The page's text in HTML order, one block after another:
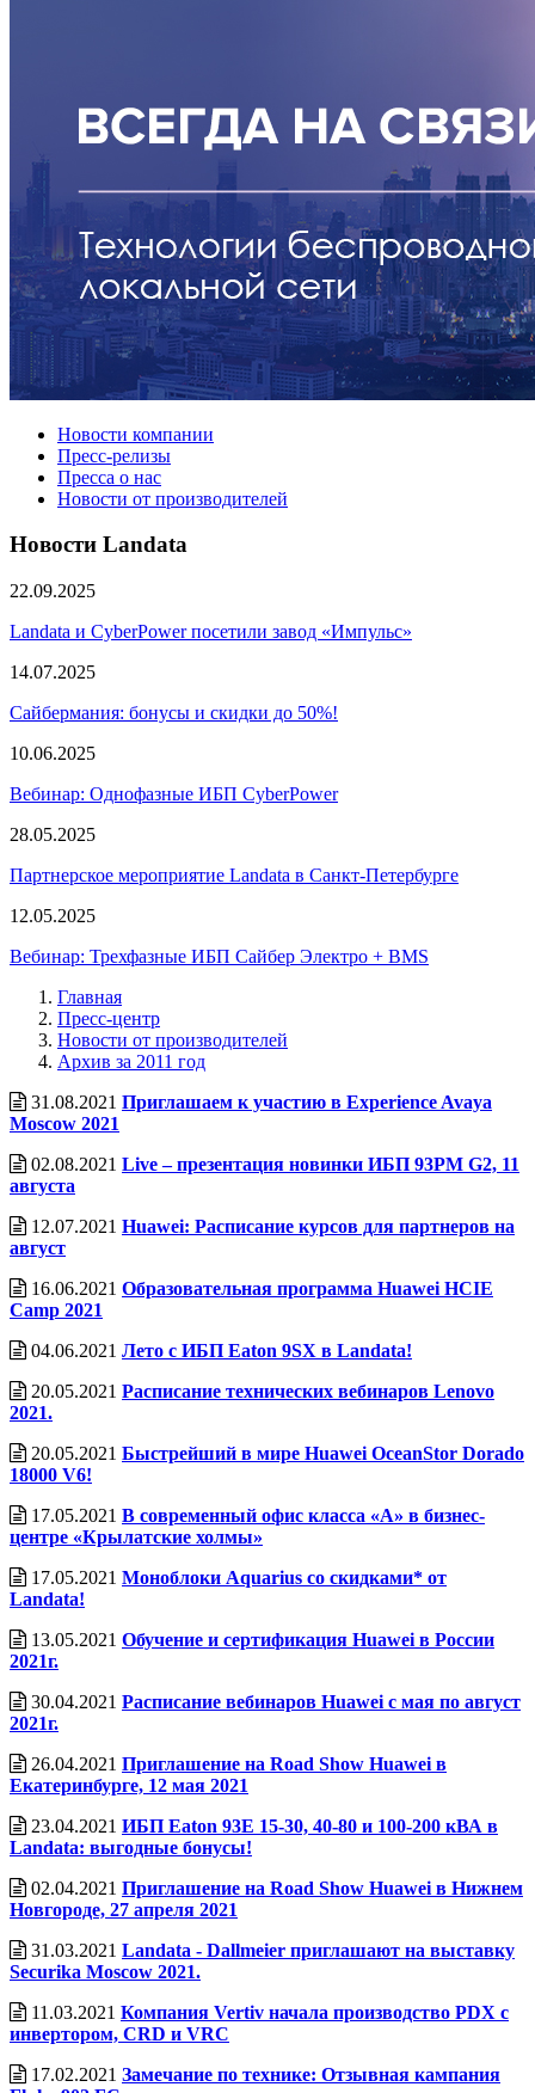
Новости компании
Пресс-релизы
Пресса о нас
Новости от производителей
Новости Landata
22.09.2025
Landata и CyberPower посетили завод «Импульс»
14.07.2025
Сайбермания: бонусы и скидки до 50%!
10.06.2025
Вебинар: Однофазные ИБП CyberPower
28.05.2025
Партнерское мероприятие Landata в Санкт-Петербурге
12.05.2025
Вебинар: Трехфазные ИБП Сайбер Электро + BMS
Главная
Пресс-центр
Новости от производителей
Архив за 2011 год
31.08.2021 Приглашаем к участию в Experience Avaya
Moscow 2021
02.08.2021 Live – презентация новинки ИБП 93PM G2, 11
августа
12.07.2021 Huawei: Расписание курсов для партнеров на
август
16.06.2021 Образовательная программа Huawei HCIE
Camp 2021
04.06.2021 Лето с ИБП Eaton 9SX в Landata!
20.05.2021 Расписание технических вебинаров Lenovo
2021.
20.05.2021 Быстрейший в мире Huawei OceanStor Dorado
18000 V6!
17.05.2021 В современный офис класса «А» в бизнес-
центре «Крылатские холмы»
17.05.2021 Моноблоки Aquarius со скидками* от
Landata!
13.05.2021 Обучение и сертификация Huawei в России
2021г.
30.04.2021 Расписание вебинаров Huawei с мая по август
2021г.
26.04.2021 Приглашение на Road Show Huawei в
Екатеринбурге, 12 мая 2021
23.04.2021 ИБП Eaton 93E 15-30, 40-80 и 100-200 кВА в
Landata: выгодные бонусы!
02.04.2021 Приглашение на Road Show Huawei в Нижнем
Новгороде, 27 апреля 2021
31.03.2021 Landata - Dallmeier приглашают на выставку
Securika Moscow 2021.
11.03.2021 Компания Vertiv начала производство PDX с
инвертором, CRD и VRC
17.02.2021 Замечание по технике: Отзывная кампания